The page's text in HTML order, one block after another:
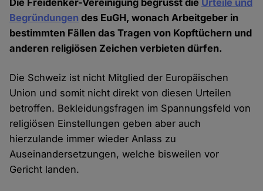
Die Freidenker-Vereinigung begrüsst die Urteile und
Begründungen des EuGH, wonach Arbeitgeber in
bestimmten Fällen das Tragen von Kopftüchern und
anderen religiösen Zeichen verbieten dürfen.
Die Schweiz ist nicht Mitglied der Europäischen
Union und somit nicht direkt von diesen Urteilen
betroffen. Bekleidungsfragen im Spannungsfeld von
religiösen Einstellungen geben aber auch
hierzulande immer wieder Anlass zu
Auseinandersetzungen, welche bisweilen vor
Gericht landen.